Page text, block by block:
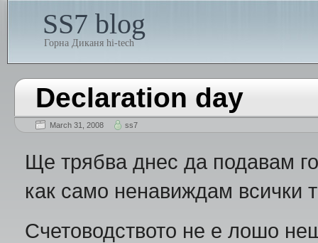
SS7 blog
Горна Диканя hi-tech
Declaration day
March 31, 2008 ss7
Ще трябва днес да подавам
как само ненавиждам всички
Счетоводството не е лошо